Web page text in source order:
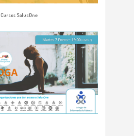
Cursos SalusOne